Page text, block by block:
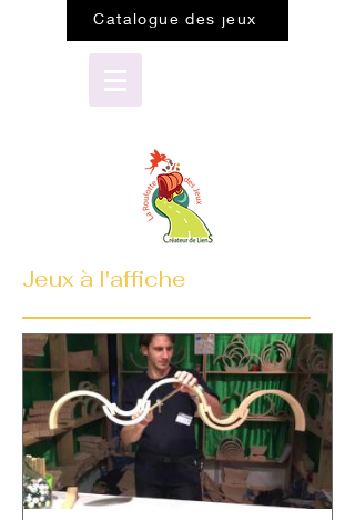
Catalogue des jeux
Jeux à l'affiche